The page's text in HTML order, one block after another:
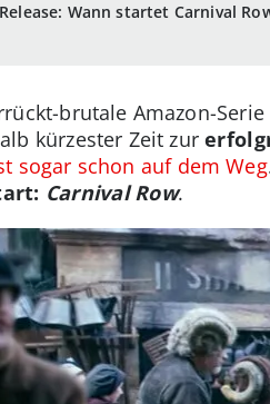
Release: Wann startet Carnival
brutale Amazon-Serie
kürzester Zeit zur
sogar schon auf dem Weg
Carnival Row.